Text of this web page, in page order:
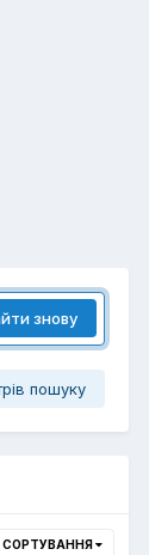
знову
пошуку
СОРТУВАННЯ